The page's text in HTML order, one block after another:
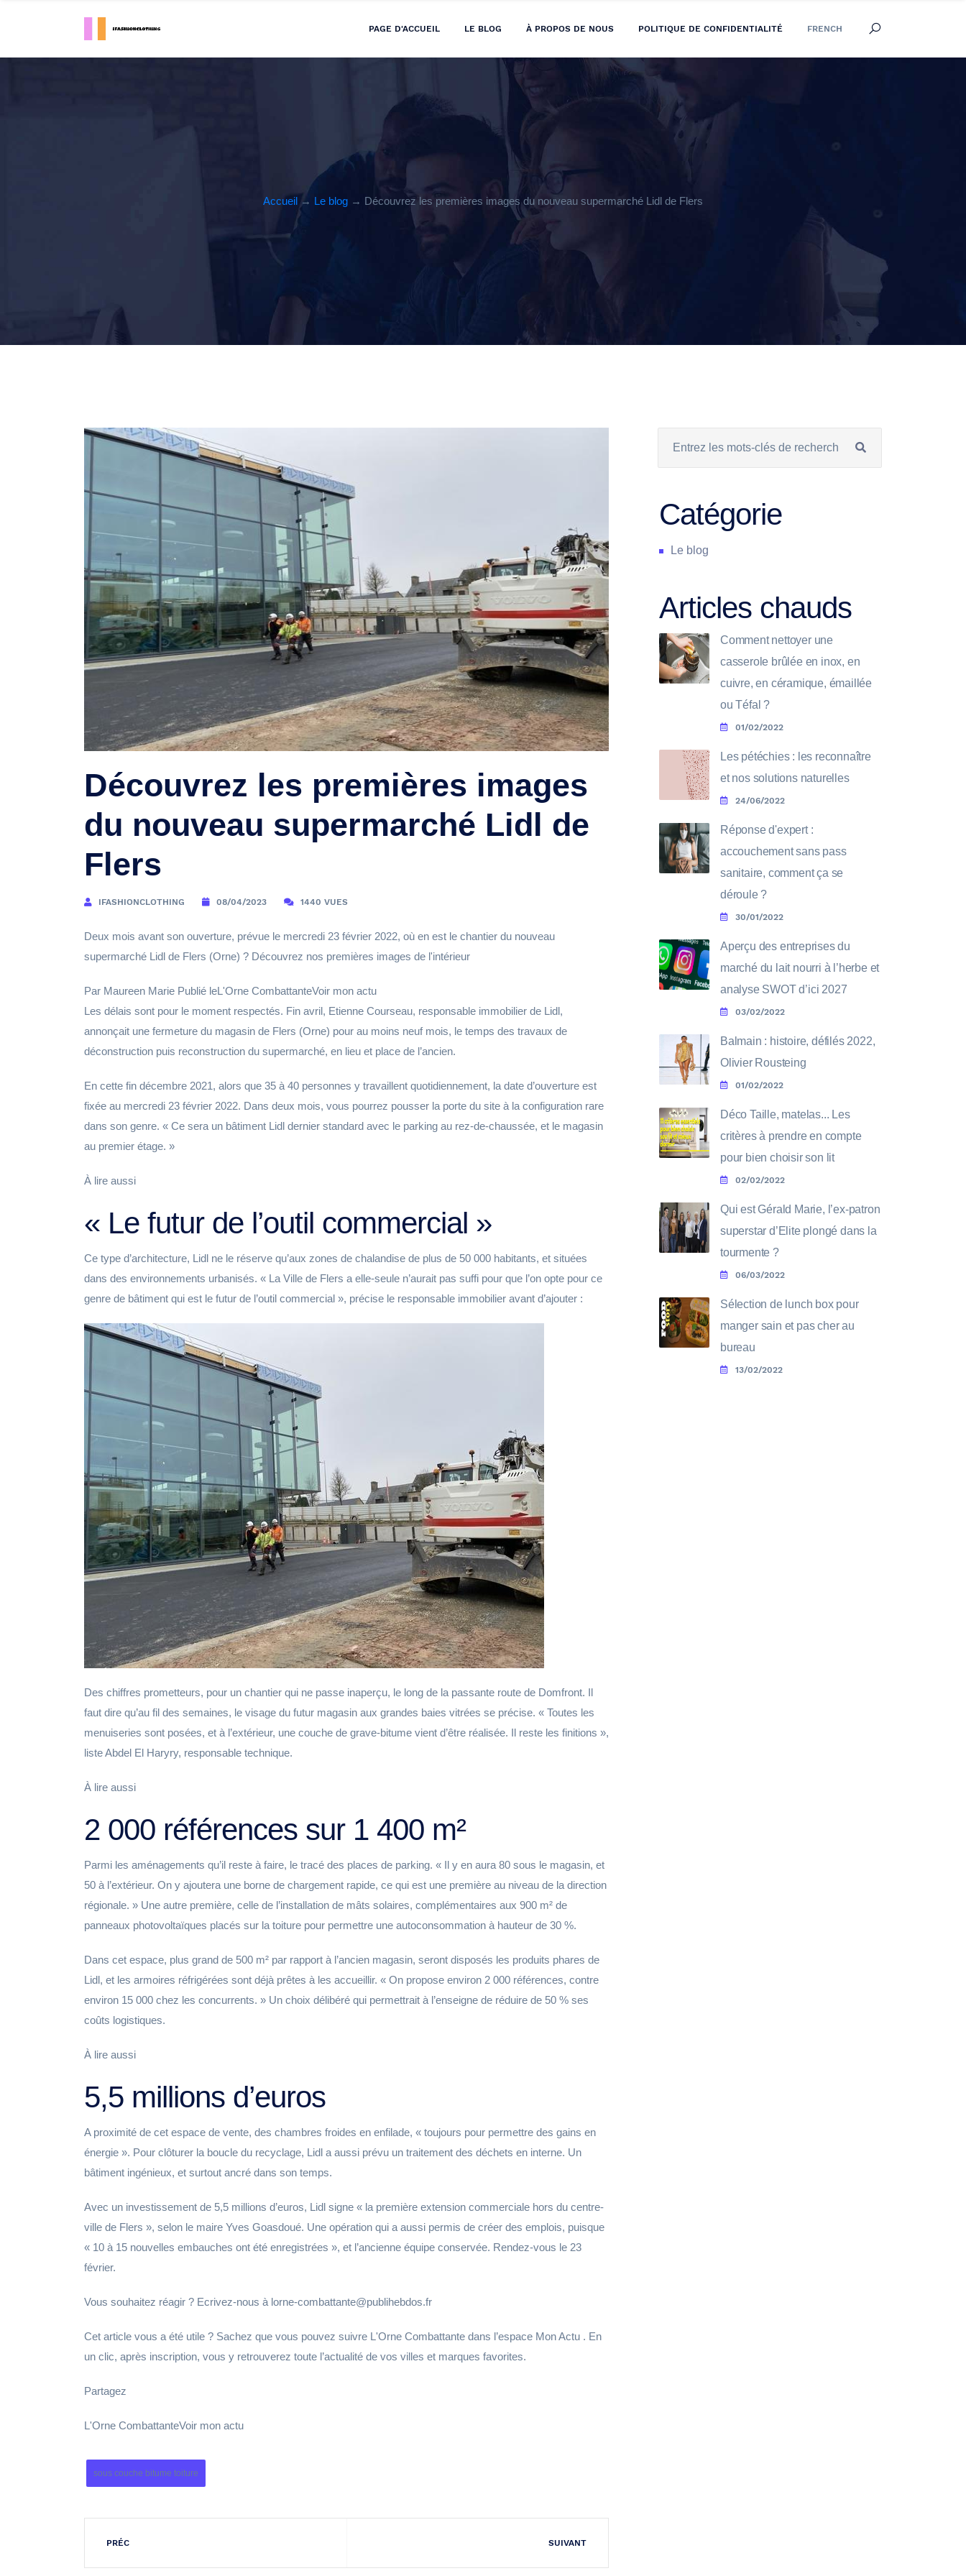
PAGE D'ACCUEIL LE BLOG À PROPOS DE NOUS POLITIQUE DE CONFIDENTIALITÉ FRENCH
Accueil → Le blog → Découvrez les premières images du nouveau supermarché Lidl de Flers
Découvrez les premières images
du nouveau supermarché Lidl de
Flers
IFASHIONCLOTHING 08/04/2023 1440 VUES
Deux mois avant son ouverture, prévue le mercredi 23 février 2022, où en est le chantier du nouveau
supermarché Lidl de Flers (Orne) ? Découvrez nos premières images de l'intérieur
Par Maureen Marie Publié leL'Orne CombattanteVoir mon actu
Les délais sont pour le moment respectés. Fin avril, Etienne Courseau, responsable immobilier de Lidl,
annonçait une fermeture du magasin de Flers (Orne) pour au moins neuf mois, le temps des travaux de
déconstruction puis reconstruction du supermarché, en lieu et place de l’ancien.
En cette fin décembre 2021, alors que 35 à 40 personnes y travaillent quotidiennement, la date d’ouverture est
fixée au mercredi 23 février 2022. Dans deux mois, vous pourrez pousser la porte du site à la configuration rare
dans son genre. « Ce sera un bâtiment Lidl dernier standard avec le parking au rez-de-chaussée, et le magasin
au premier étage. »
À lire aussi
« Le futur de l’outil commercial »
Ce type d’architecture, Lidl ne le réserve qu’aux zones de chalandise de plus de 50 000 habitants, et situées
dans des environnements urbanisés. « La Ville de Flers a elle-seule n’aurait pas suffi pour que l’on opte pour ce
genre de bâtiment qui est le futur de l’outil commercial », précise le responsable immobilier avant d’ajouter :
Des chiffres prometteurs, pour un chantier qui ne passe inaperçu, le long de la passante route de Domfront. Il
faut dire qu’au fil des semaines, le visage du futur magasin aux grandes baies vitrées se précise. « Toutes les
menuiseries sont posées, et à l’extérieur, une couche de grave-bitume vient d’être réalisée. Il reste les finitions »,
liste Abdel El Haryry, responsable technique.
À lire aussi
2 000 références sur 1 400 m²
Parmi les aménagements qu’il reste à faire, le tracé des places de parking. « Il y en aura 80 sous le magasin, et
50 à l’extérieur. On y ajoutera une borne de chargement rapide, ce qui est une première au niveau de la direction
régionale. » Une autre première, celle de l’installation de mâts solaires, complémentaires aux 900 m² de
panneaux photovoltaïques placés sur la toiture pour permettre une autoconsommation à hauteur de 30 %.
Dans cet espace, plus grand de 500 m² par rapport à l’ancien magasin, seront disposés les produits phares de
Lidl, et les armoires réfrigérées sont déjà prêtes à les accueillir. « On propose environ 2 000 références, contre
environ 15 000 chez les concurrents. » Un choix délibéré qui permettrait à l’enseigne de réduire de 50 % ses
coûts logistiques.
À lire aussi
5,5 millions d’euros
A proximité de cet espace de vente, des chambres froides en enfilade, « toujours pour permettre des gains en
énergie ». Pour clôturer la boucle du recyclage, Lidl a aussi prévu un traitement des déchets en interne. Un
bâtiment ingénieux, et surtout ancré dans son temps.
Avec un investissement de 5,5 millions d’euros, Lidl signe « la première extension commerciale hors du centre-
ville de Flers », selon le maire Yves Goasdoué. Une opération qui a aussi permis de créer des emplois, puisque
« 10 à 15 nouvelles embauches ont été enregistrées », et l’ancienne équipe conservée. Rendez-vous le 23
février.
Vous souhaitez réagir ? Ecrivez-nous à lorne-combattante@publihebdos.fr
Cet article vous a été utile ? Sachez que vous pouvez suivre L'Orne Combattante dans l’espace Mon Actu . En
un clic, après inscription, vous y retrouverez toute l’actualité de vos villes et marques favorites.
Partagez
L'Orne CombattanteVoir mon actu
sous couche bitume toiture
PRÉC SUIVANT
Catégorie
Le blog
Articles chauds
Comment nettoyer une
casserole brûlée en inox, en
cuivre, en céramique, émaillée
ou Téfal ?
01/02/2022
Les pétéchies : les reconnaître
et nos solutions naturelles
24/06/2022
Réponse d'expert :
accouchement sans pass
sanitaire, comment ça se
déroule ?
30/01/2022
Aperçu des entreprises du
marché du lait nourri à l’herbe et
analyse SWOT d’ici 2027
03/02/2022
Balmain : histoire, défilés 2022,
Olivier Rousteing
01/02/2022
Déco Taille, matelas... Les
critères à prendre en compte
pour bien choisir son lit
02/02/2022
Qui est Gérald Marie, l’ex-patron
superstar d’Elite plongé dans la
tourmente ?
06/03/2022
Sélection de lunch box pour
manger sain et pas cher au
bureau
13/02/2022